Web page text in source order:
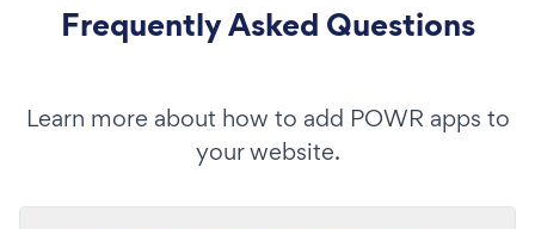
Frequently Asked Questions
Learn more about how to add POWR apps to
your website.